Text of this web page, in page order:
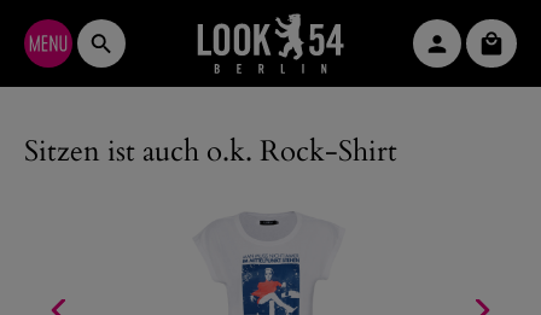
Zum Hauptinhalt springen
Sitzen ist auch o.k. Rock-Shirt